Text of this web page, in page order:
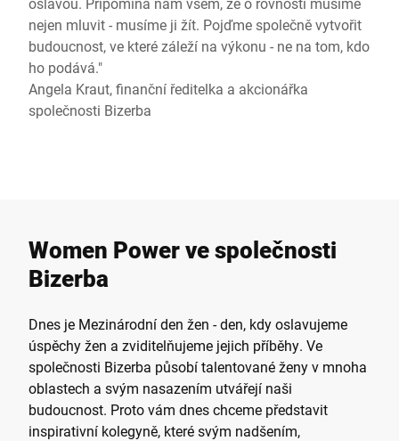
nejen mluvit - musíme ji žít. Pojďme společně vytvořit
budoucnost, ve které záleží na výkonu - ne na tom, kdo
ho podává."
Angela Kraut, finanční ředitelka a akcionářka
společnosti Bizerba
Women Power ve společnosti
Bizerba
Dnes je Mezinárodní den žen - den, kdy oslavujeme
úspěchy žen a zviditelňujeme jejich příběhy. Ve
společnosti Bizerba působí talentované ženy v mnoha
oblastech a svým nasazením utvářejí naši
budoucnost. Proto vám dnes chceme představit
inspirativní kolegyně, které svým nadšením,